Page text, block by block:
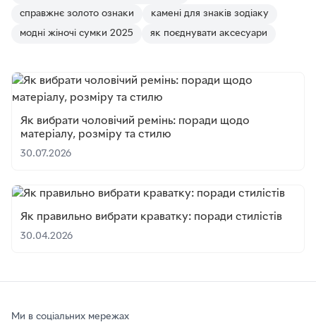
справжнє золото ознаки камені для знаків зодіаку
модні жіночі сумки 2025 як поєднувати аксесуари
Як вибрати чоловічий ремінь: поради щодо
матеріалу, розміру та стилю
30.07.2026
Як правильно вибрати краватку: поради стилістів
30.04.2026
Ми в соціальних мережах